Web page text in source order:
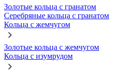
Золотые кольца с гранатом
Серебряные кольца с гранатом
Кольца с жемчугом
Золотые кольца с жемчугом
Кольца с изумрудом